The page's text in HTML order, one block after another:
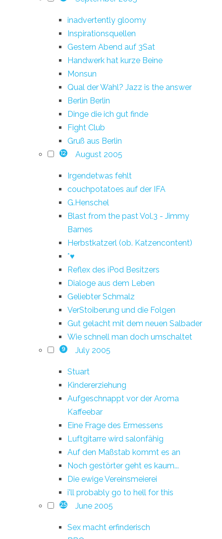
inadvertently gloomy
Inspirationsquellen
Gestern Abend auf 3Sat
Handwerk hat kurze Beine
Monsun
Qual der Wahl? Jazz is the answer
Berlin Berlin
Dinge die ich gut finde
Fight Club
Gruß aus Berlin
12 August 2005
Irgendetwas fehlt
couchpotatoes auf der IFA
G.Henschel
Blast from the past Vol.3 - Jimmy
Barnes
Herbstkatzerl (ob. Katzencontent)
*♥
Reflex des iPod Besitzers
Dialoge aus dem Leben
Geliebter Schmalz
VerStoiberung und die Folgen
Gut gelacht mit dem neuen Salbader
Wie schnell man doch umschaltet
9 July 2005
Stuart
Kindererziehung
Aufgeschnappt vor der Aroma
Kaffeebar
Eine Frage des Ermessens
Luftgitarre wird salonfähig
Auf den Maßstab kommt es an
Noch gestörter geht es kaum...
Die ewige Vereinsmeierei
i'll probably go to hell for this
25 June 2005
Sex macht erfinderisch